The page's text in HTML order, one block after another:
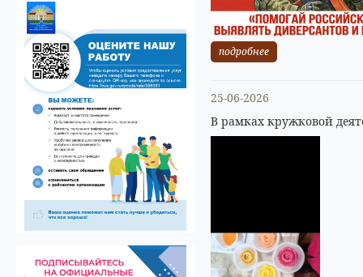
подробнее
25-06-2026
В рамках кружковой